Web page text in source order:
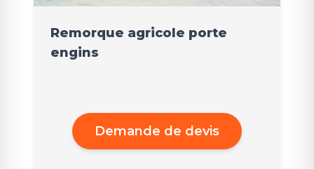
Remorque agricole porte
engins
Demande de devis